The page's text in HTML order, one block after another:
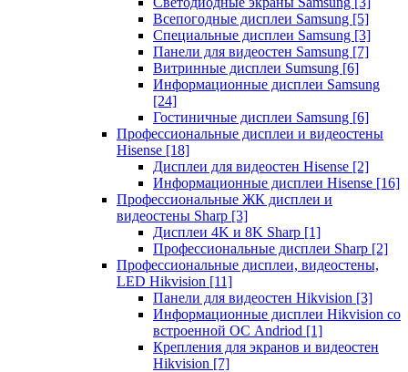
Всепогодные дисплеи Samsung [5]
Специальные дисплеи Samsung [3]
Панели для видеостен Samsung [7]
Витринные дисплеи Sumsung [6]
Информационные дисплеи Samsung
[24]
Гостиничные дисплеи Samsung [6]
Профессиональные дисплеи и видеостены
Hisense [18]
Дисплеи для видеостен Hisense [2]
Информационные дисплеи Hisense [16]
Профессиональные ЖК дисплеи и
видеостены Sharp [3]
Дисплеи 4K и 8K Sharp [1]
Профессиональные дисплеи Sharp [2]
Профессиональные дисплеи, видеостены,
LED Hikvision [11]
Панели для видеостен Hikvision [3]
Информационные дисплеи Hikvision со
встроенной ОС Andriod [1]
Крепления для экранов и видеостен
Hikvision [7]